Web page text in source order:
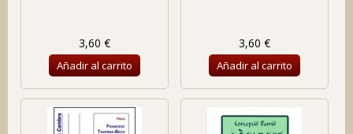
3,60 €
Añadir al carrito
3,60 €
Añadir al carrito